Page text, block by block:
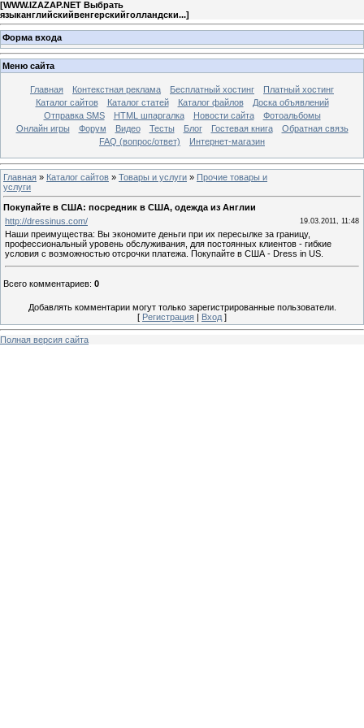
[WWW.IZAZAP.NET Выбрать
языканглийскийвенгерскийголландски...]
Форма входа
Меню сайта
Главная Контекстная реклама Бесплатный хостинг
Платный хостинг
Каталог сайтов
Каталог статей Каталог файлов
Доска объявлений
Отправка SMS
HTML шпаргалка Новости сайта
Фотоальбомы
Онлайн игры
Форум Видео Тесты Блог Гостевая книга
Обратная связь
FAQ (вопрос/ответ)
Интернет-магазин
Главная » Каталог сайтов » Товары и услуги » Прочие товары и
услуги
Покупайте в США: посредник в США, одежда из Англии
http://dressinus.com/
19.03.2011, 11:48
Наши преимущества: Вы экономите деньги при их пересылке за границу,
профессиональный уровень обслуживания, для постоянных клиентов - гибкие
условия с возможностью отсрочки платежа. Покупайте в США - Dress in US.
Всего комментариев: 0
Добавлять комментарии могут только зарегистрированные пользователи.
[ Регистрация | Вход ]
Полная версия сайта